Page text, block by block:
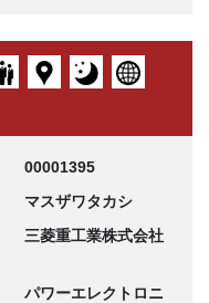
00001395
マスザワタカシ
三菱重工業株式会社
パワーエレクトロニ